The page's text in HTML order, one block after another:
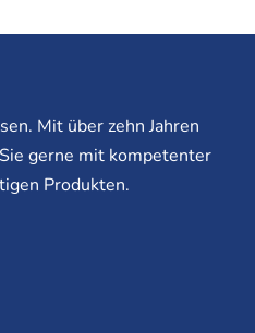
Mit über zehn Jahren
gerne mit kompetenter
Produkten.